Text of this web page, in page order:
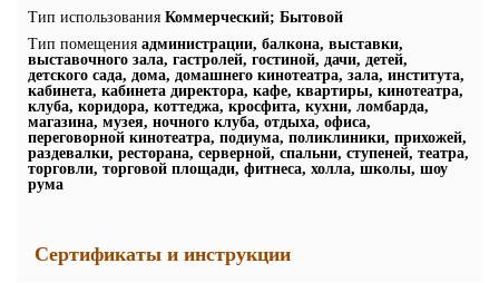
Тип использования Коммерческий; Бытовой
Тип помещения администрации, балкона, выставки,
выставочного зала, гастролей, гостиной, дачи, детей,
детского сада, дома, домашнего кинотеатра, зала, института,
кабинета, кабинета директора, кафе, квартиры, кинотеатра,
клуба, коридора, коттеджа, кросфита, кухни, ломбарда,
магазина, музея, ночного клуба, отдыха, офиса,
переговорной кинотеатра, подиума, поликлиники, прихожей,
раздевалки, ресторана, серверной, спальни, ступеней, театра,
торговли, торговой площади, фитнеса, холла, школы, шоу
рума
Сертификаты и инструкции